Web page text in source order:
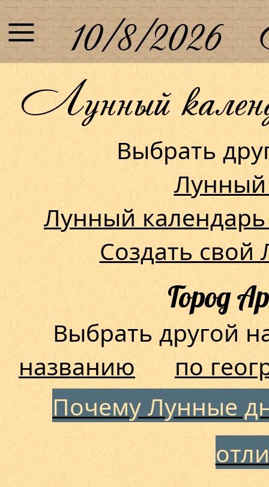
≡ 10/8/2026
Лунный
Выбрать
Лунный
Лунный
Создать
Город
Выбрать другой
названию
по
Почему Лунные